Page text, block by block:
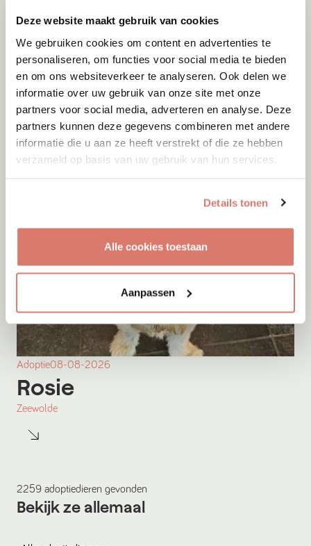
Deze website maakt gebruik van cookies
We gebruiken cookies om content en advertenties te
personaliseren, om functies voor social media te bieden
en om ons websiteverkeer te analyseren. Ook delen we
informatie over uw gebruik van onze site met onze
partners voor social media, adverteren en analyse. Deze
partners kunnen deze gegevens combineren met andere
informatie die u aan ze heeft verstrekt of die ze hebben
verzameld op basis van uw gebruik van hun services.
Details tonen
Alle cookies toestaan
Aanpassen
Adoptie 08-08-2026
Kay
Eemnes
Adoptie08-08-2026
Rosie
Zeewolde
2259 adoptiedieren gevonden
Bekijk ze allemaal